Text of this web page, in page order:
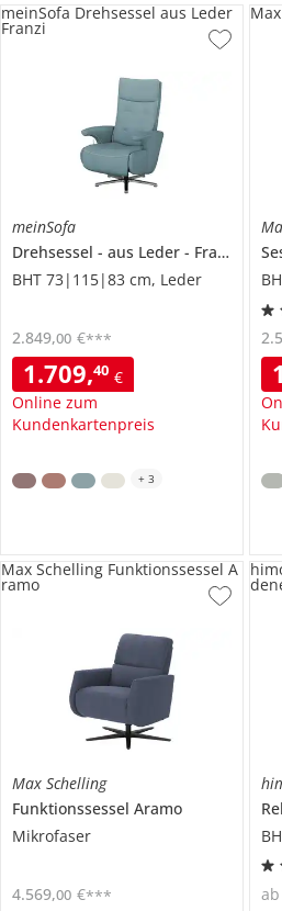
meinSofa
Drehsessel
aus Leder
Franzi
BHT 73|115|83 cm, Leder
1.709,40 €
Online zum
Kundenkartenpreis
2.849,00 €***
meinSofa Drehsessel aus Leder
Franzi
+ 3
Max Schelling
Funktionssessel Aramo
Mikrofaser
4.569,00 €***
Max Schelling Funktionssessel A
ramo
ab